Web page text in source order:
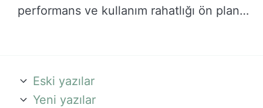
performans ve kullanım rahatlığı ön plana
Eski yazılar
Yeni yazılar